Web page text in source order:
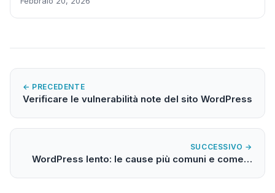
← PRECEDENTE
Verificare le vulnerabilità note del sito WordPress
SUCCESSIVO →
WordPress lento: le cause più comuni e come…